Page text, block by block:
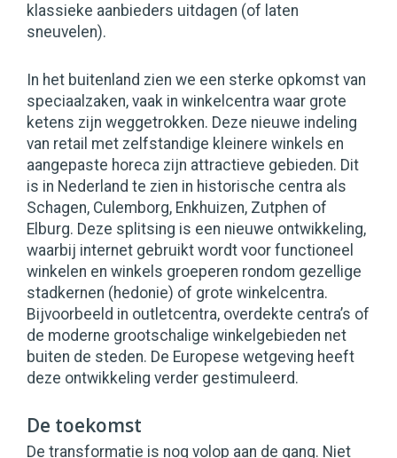
klassieke aanbieders uitdagen (of laten
sneuvelen).
In het buitenland zien we een sterke opkomst van
speciaalzaken, vaak in winkelcentra waar grote
ketens zijn weggetrokken. Deze nieuwe indeling
van retail met zelfstandige kleinere winkels en
aangepaste horeca zijn attractieve gebieden. Dit
is in Nederland te zien in historische centra als
Schagen, Culemborg, Enkhuizen, Zutphen of
Elburg. Deze splitsing is een nieuwe ontwikkeling,
waarbij internet gebruikt wordt voor functioneel
winkelen en winkels groeperen rondom gezellige
stadkernen (hedonie) of grote winkelcentra.
Bijvoorbeeld in outletcentra, overdekte centra’s of
de moderne grootschalige winkelgebieden net
buiten de steden. De Europese wetgeving heeft
deze ontwikkeling verder gestimuleerd.
De toekomst
De transformatie is nog volop aan de gang. Niet